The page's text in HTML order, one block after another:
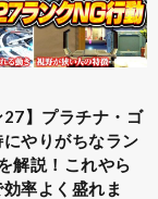
27】プラチナ・ゴ
やりがちなラン
解説！これやら
率よく盛れま